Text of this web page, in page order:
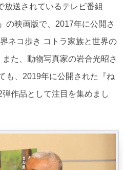
放送されているテレビ番組
の映画版で、2017年に公開さ
ネコ歩き コトラ家族と世界の
た、動物写真家の岩合光昭さ
も、2019年に公開された『ね
作品として注目を集めまし